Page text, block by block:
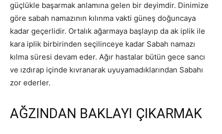
güçlükle başarmak anlamına gelen bir deyimdir. Dinimize
göre sabah namazının kılınma vakti güneş doğuncaya
kadar geçerlidir. Ortalık ağarmaya başlayıp da ak iplik ile
kara iplik birbirinden seçilinceye kadar Sabah namazı
kılma süresi devam eder. Ağır hastalar bütün gece sancı
ve ızdırap içinde kıvranarak uyuyamadıklarından Sabahı
zor ederler.
AĞZINDAN BAKLAYI ÇIKARMAK